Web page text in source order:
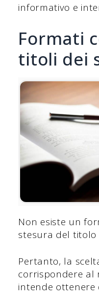
informativo e
Formati
titoli dei
Non esiste un
stesura del titolo
Pertanto, la
corrispondere al
intende ottenere